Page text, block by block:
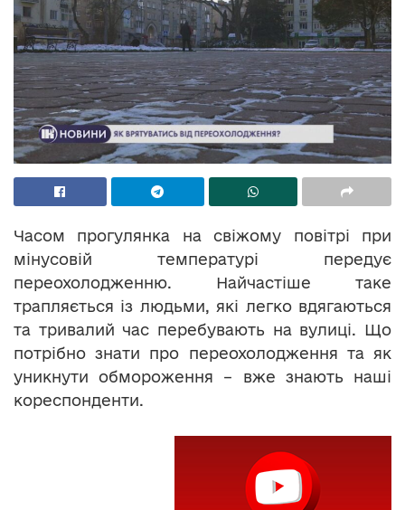
Часом прогулянка на свіжому повітрі при
мінусовій температурі передує
переохолодженню. Найчастіше таке
трапляється із людьми, які легко вдягаються
та тривалий час перебувають на вулиці. Що
потрібно знати про переохолодження та як
уникнути обмороження – вже знають наші
кореспонденти.